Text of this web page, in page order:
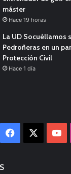
máster
Hace 19 horas
La UD Socuéllamos
Pedroñeras en un
Protección Civil
Hace 1 día
Facebook